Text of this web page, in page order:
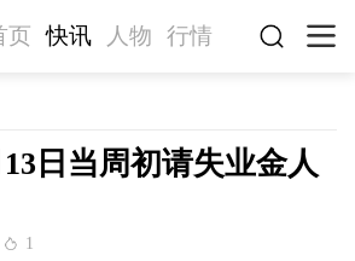
页 快讯 人物 行情
13日当周初请失业金人
1